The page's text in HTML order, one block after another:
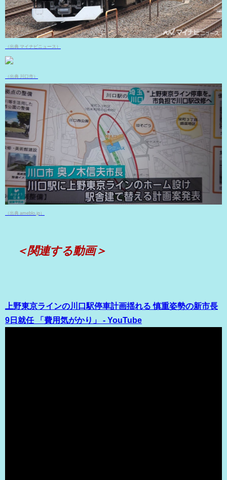
（出典 マイナビニュース）
（出典 川口市）
（出典 ameblo.jp）
＜関連する動画＞
上野東京ラインの川口駅停車計画揺れる 慎重姿勢の新市長
9日就任 「費用気がかり」 - YouTube